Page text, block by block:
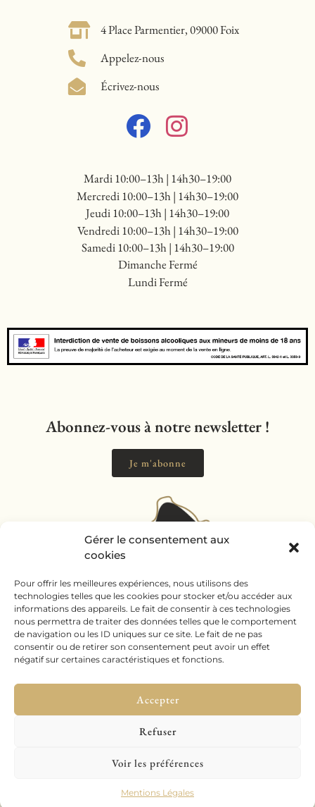
Gérer le consentement aux
cookies
Pour offrir les meilleures expériences, nous utilisons des
technologies telles que les cookies pour stocker et/ou accéder aux
informations des appareils. Le fait de consentir à ces technologies
nous permettra de traiter des données telles que le comportement
de navigation ou les ID uniques sur ce site. Le fait de ne pas
consentir ou de retirer son consentement peut avoir un effet
négatif sur certaines caractéristiques et fonctions.
Accepter
Refuser
Voir les préférences
Mentions Légales
4 Place Parmentier, 09000 Foix
Appelez-nous
Écrivez-nous
Mardi 10:00–13h | 14h30–19:00
Mercredi 10:00–13h | 14h30–19:00
Jeudi 10:00–13h | 14h30–19:00
Vendredi 10:00–13h | 14h30–19:00
Samedi 10:00–13h | 14h30–19:00
Dimanche Fermé
Lundi Fermé
Abonnez-vous à notre newsletter !
Je m'abonne
Conditions générales de vente